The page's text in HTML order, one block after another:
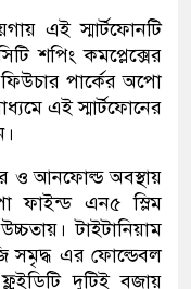
এই স্মার্টফোনটি
শপিং কমপ্লেক্সের
পার্কের অপো
এই স্মার্টফোনের
ও আনফোল্ড অবস্থায়
ফাইন্ড এন৫ স্লিম
টাইটানিয়াম
সমৃদ্ধ এর ফোল্ডেবল
ফ্লুইডিটি দুটিই বজায়